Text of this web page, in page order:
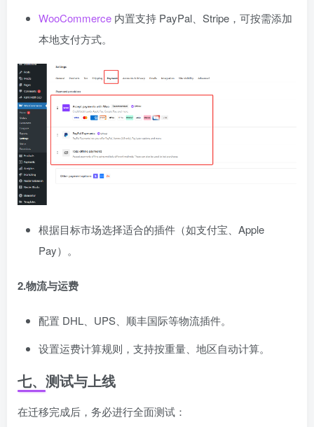
WooCommerce 内置支持 PayPal、Stripe，可按需添加
本地支付方式。
根据目标市场选择适合的插件（如支付宝、Apple
Pay）。
2.物流与运费
配置 DHL、UPS、顺丰国际等物流插件。
设置运费计算规则，支持按重量、地区自动计算。
七、测试与上线
在迁移完成后，务必进行全面测试：